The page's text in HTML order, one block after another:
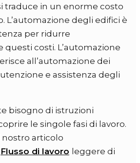
traduce in un enorme costo
L’automazione degli edifici è
per ridurre
questi costi. L’automazione
all’automazione dei
e assistenza degli
bisogno di istruzioni
le singole fasi di lavoro.
nostro articolo
Flusso di lavoro leggere di